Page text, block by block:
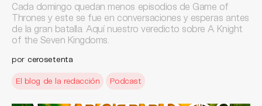
Cada domingo quedan menos episodios de Game of
Thrones y este se fue en conversaciones y esperas antes
de la gran batalla. Aquí nuestro veredicto sobre A Knight
of the Seven Kingdoms.
por cerosetenta
El blog de la redacción Podcast